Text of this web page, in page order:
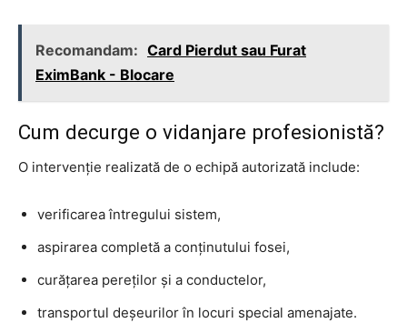
Recomandam: Card Pierdut sau Furat
EximBank - Blocare
Cum decurge o vidanjare profesionistă?
O intervenție realizată de o echipă autorizată include:
verificarea întregului sistem,
aspirarea completă a conținutului fosei,
curățarea pereților și a conductelor,
transportul deșeurilor în locuri special amenajate.